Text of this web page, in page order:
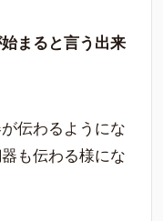
まると言う出来
伝わるようにな
も伝わる様にな